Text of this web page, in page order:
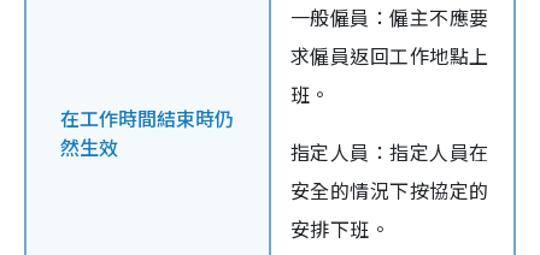
在工作時間結束時仍
然生效
一般僱員：僱主不應要
求僱員返回工作地點上
班。
指定人員：指定人員在
安全的情況下按協定的
安排下班。